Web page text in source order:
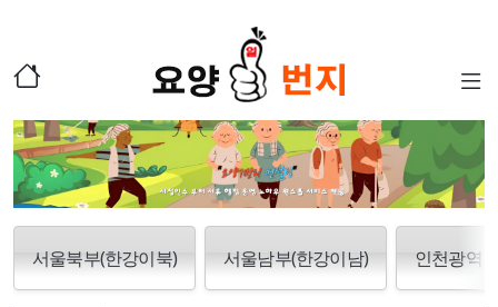
서울북부(한강이북) 서울남부(한강이남) 인천광역시